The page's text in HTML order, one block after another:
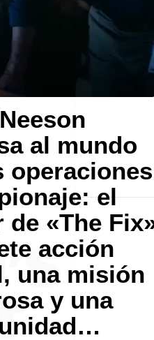
al mundo
operaciones
el
de «The
acción
una misión
y una